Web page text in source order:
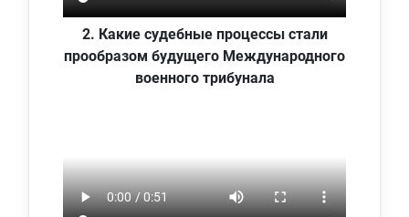
2. Какие судебные процессы стали
прообразом будущего Международного
военного трибунала